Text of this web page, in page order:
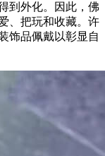
到外化。因此，佛
、把玩和收藏。许
饰品佩戴以彰显自